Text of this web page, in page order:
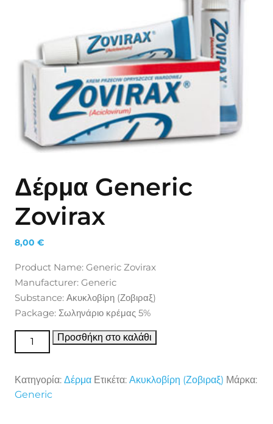
Δέρμα Generic
Zovirax
8,00 €
Product Name: Generic Zovirax
Manufacturer: Generic
Substance: Ακυκλοβίρη (Ζοβιραξ)
Package: Σωληνάριο κρέμας 5%
Δέρμα Generic Zovirax ποσότητα
Προσθήκη στο καλάθι
Κατηγορία: Δέρμα Ετικέτα: Ακυκλοβίρη (Ζοβιραξ) Μάρκα:
Generic